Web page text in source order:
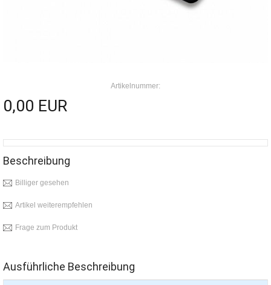
Artikelnummer:
0,00 EUR
Beschreibung
Billiger gesehen
Artikel weiterempfehlen
Frage zum Produkt
Ausführliche Beschreibung